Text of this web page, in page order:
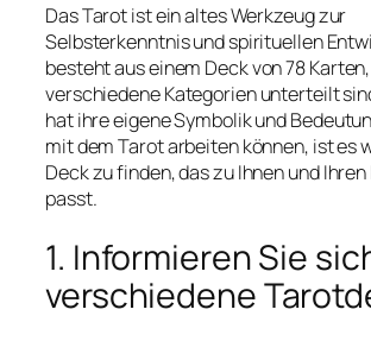
Das Tarot ist ein altes Werkzeug zur
Selbsterkenntnis und spirituellen
besteht aus einem Deck von 78
verschiedene Kategorien unterteilt
hat ihre eigene Symbolik und
mit dem Tarot arbeiten können, ist es
Deck zu finden, das zu Ihnen und
passt.
1. Informieren Sie
verschiedene